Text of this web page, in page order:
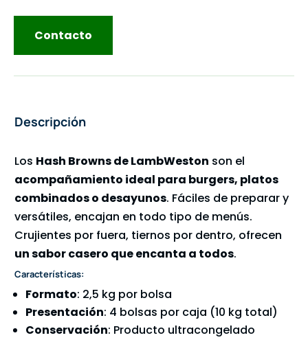
Contacto
Descripción
Los Hash Browns de LambWeston son el
acompañamiento ideal para burgers, platos
combinados o desayunos. Fáciles de preparar y
versátiles, encajan en todo tipo de menús.
Crujientes por fuera, tiernos por dentro, ofrecen
un sabor casero que encanta a todos.
Características:
Formato: 2,5 kg por bolsa
Presentación: 4 bolsas por caja (10 kg total)
Conservación: Producto ultracongelado